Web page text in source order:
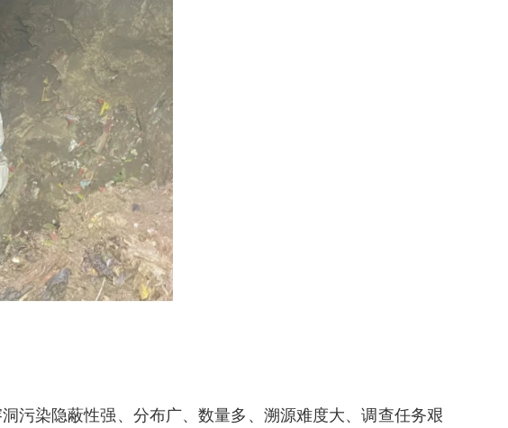
污染隐蔽性强、分布广、数量多、溯源难度大、调查任务艰